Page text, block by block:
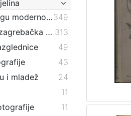
Zagreb na pragu modernog doba349
Digitalizirana zagrebačka baština 313
49
43
i mladež
24
11
11